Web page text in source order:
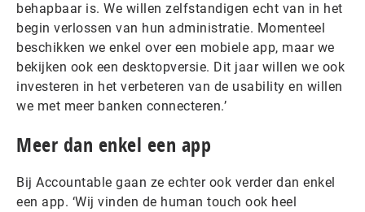
behapbaar is. We willen zelfstandigen echt van in het
begin verlossen van hun administratie. Momenteel
beschikken we enkel over een mobiele app, maar we
bekijken ook een desktopversie. Dit jaar willen we ook
investeren in het verbeteren van de usability en willen
we met meer banken connecteren.’
Meer dan enkel een app
Bij Accountable gaan ze echter ook verder dan enkel
een app. ‘Wij vinden de human touch ook heel